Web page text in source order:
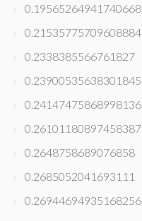
0.19565264941740668
0.21535775709608884
0.2338385566761827
0.23900535638301845
0.24147475868998136
0.26101180897458387
0.2648758689076858
0.2685052041693111
0.26944694935168256